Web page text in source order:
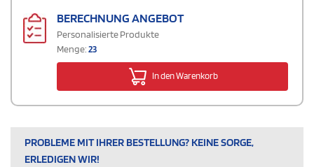
BERECHNUNG ANGEBOT
Personalisierte Produkte
Menge:23
In den Warenkorb
PROBLEME MIT IHRER BESTELLUNG? KEINE SORGE,
ERLEDIGEN WIR!